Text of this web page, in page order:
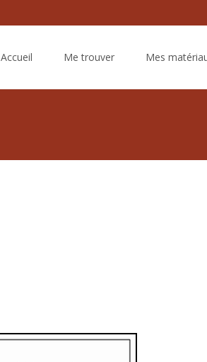
Accueil Me trouver Mes